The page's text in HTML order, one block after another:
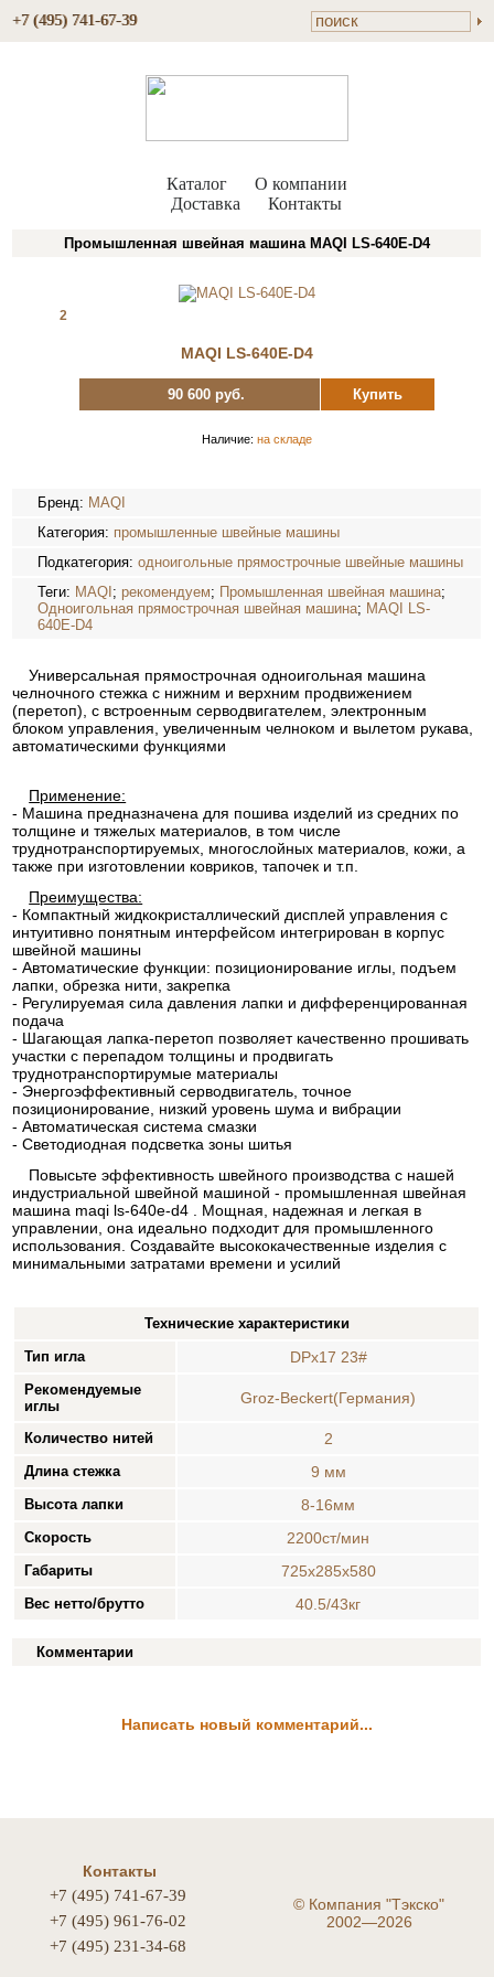
+7 (495) 741-67-39
Каталог
О компании
Доставка
Контакты
Промышленная швейная машина MAQI LS-640E-D4
2
MAQI LS-640E-D4
90 600 руб. Купить
Наличие: на складе
Бренд: MAQI
Категория: промышленные швейные машины
Подкатегория:одноигольные прямострочные швейные машины
Теги: MAQI ;рекомендуем; Промышленная швейная машина;
Одноигольная прямострочная швейная машина; MAQI LS-
640E-D4
Универсальная прямострочная одноигольная машина
челночного стежка с нижним и верхним продвижением
(перетоп), с встроенным серводвигателем, электронным
блоком управления, увеличенным челноком и вылетом рукава,
автоматическими функциями
Применение:
- Машина предназначена для пошива изделий из средних по
толщине и тяжелых материалов, в том числе
труднотранспортируемых, многослойных материалов, кожи, а
также при изготовлении ковриков, тапочек и т.п.
Преимущества:
- Компактный жидкокристаллический дисплей управления с
интуитивно понятным интерфейсом интегрирован в корпус
швейной машины
- Автоматические функции: позиционирование иглы, подъем
лапки, обрезка нити, закрепка
- Регулируемая сила давления лапки и дифференцированная
подача
- Шагающая лапка-перетоп позволяет качественно прошивать
участки с перепадом толщины и продвигать
труднотранспортирумые материалы
- Энергоэффективный серводвигатель, точное
позиционирование, низкий уровень шума и вибрации
- Автоматическая система смазки
- Светодиодная подсветка зоны шитья
Повысьте эффективность швейного производства с нашей
индустриальной швейной машиной - промышленная швейная
машина maqi ls-640e-d4 . Мощная, надежная и легкая в
управлении, она идеально подходит для промышленного
использования. Создавайте высококачественные изделия с
минимальными затратами времени и усилий
Технические характеристики
Тип игла
DPx17 23#
Рекомендуемые
иглы
Groz-Beckert(Германия)
Количество нитей 2
Длина стежка 9 мм
Высота лапки 8-16мм
Скорость 2200ст/мин
Габариты 725x285x580
Вес нетто/брутто 40.5/43кг
Комментарии
Написать новый комментарий...
Контакты
+7 (495) 741-67-39
+7 (495) 961-76-02
+7 (495) 231-34-68
© Компания "Тэкско"
2002—2026